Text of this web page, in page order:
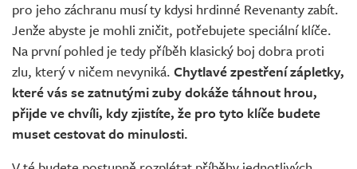
pro jeho záchranu musí ty kdysi hrdinné Revenanty zabít.
Jenže abyste je mohli zničit, potřebujete speciální klíče.
Na první pohled je tedy příběh klasický boj dobra proti
zlu, který v ničem nevyniká. Chytlavé zpestření zápletky,
které vás se zatnutými zuby dokáže táhnout hrou,
přijde ve chvíli, kdy zjistíte, že pro tyto klíče budete
muset cestovat do minulosti.